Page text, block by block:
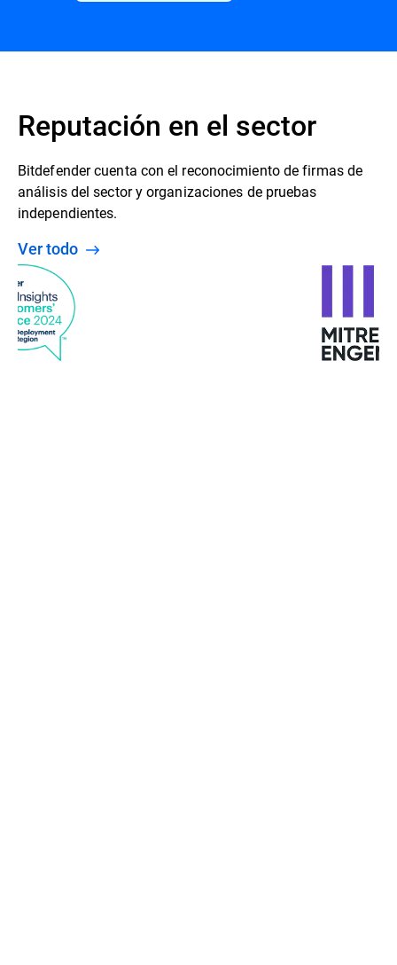
Reputación en el sector
Bitdefender cuenta con el reconocimiento de firmas de
análisis del sector y organizaciones de pruebas
independientes.
Ver todo